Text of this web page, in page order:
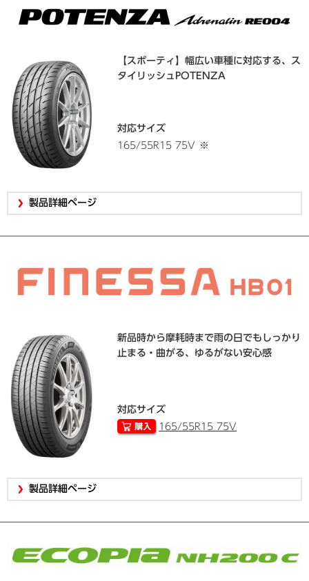
【スポーティ】幅広い車種に対応する、ス
タイリッシュPOTENZA
対応サイズ
165/55R15 75V
※
製品詳細ページ
新品時から摩耗時まで雨の日でもしっかり
止まる・曲がる、ゆるがない安心感
対応サイズ
165/55R15 75V
製品詳細ページ